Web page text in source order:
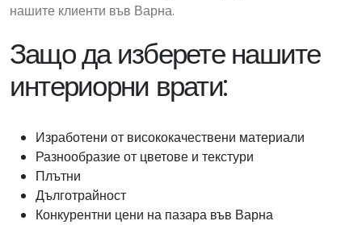
нашите клиенти във Варна.
Защо да изберете нашите
интериорни врати:
Изработени от висококачествени материали
Разнообразие от цветове и текстури
Плътни
Дълготрайност
Конкурентни цени на пазара във Варна